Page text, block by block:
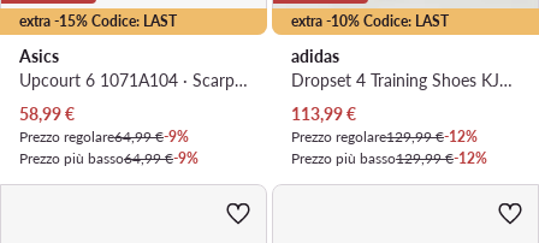
extra -15% Codice: LAST
Asics
Upcourt 6 1071A104 · Scarpe da palestra
Prezzo attuale
58,99€
Prezzo regolare64,99 €-9%
Prezzo più basso64,99 €-9%
extra -10% Codice: LAST
adidas
Dropset 4 Training Shoes KJ6612 · Scarpe da palestra
Prezzo attuale
113,99€
Prezzo regolare129,99 €-12%
Prezzo più basso129,99 €-12%